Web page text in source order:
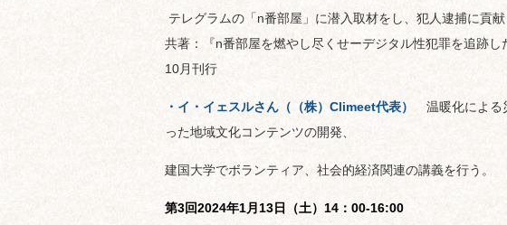
テレグラムの「n番部屋」に潜入取材をし、犯人逮捕に貢献
共著：『n番部屋を燃やし尽くせーデジタル性犯罪を追跡
10月刊行
・イ・イェスルさん（（株）Climeet代表） 温暖化による
った地域文化コンテンツの開発、
建国大学でボランティア、社会的経済関連の講義を行う。
第3回2024年1月13日（土）14：00-16:00